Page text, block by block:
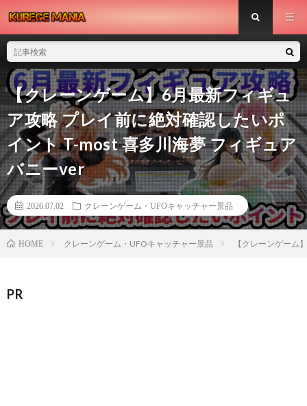
【クレーンゲーム】6月最新フィギュ
ア攻略 プレイ前に絶対確認したいポ
イント T-most 喜多川海夢 フィギュア
バニーver
2026.07.02 クレーンゲーム・UFOキャッチャー景品
HOME クレーンゲーム・UFOキャッチャー景品 【クレーンゲーム
PR